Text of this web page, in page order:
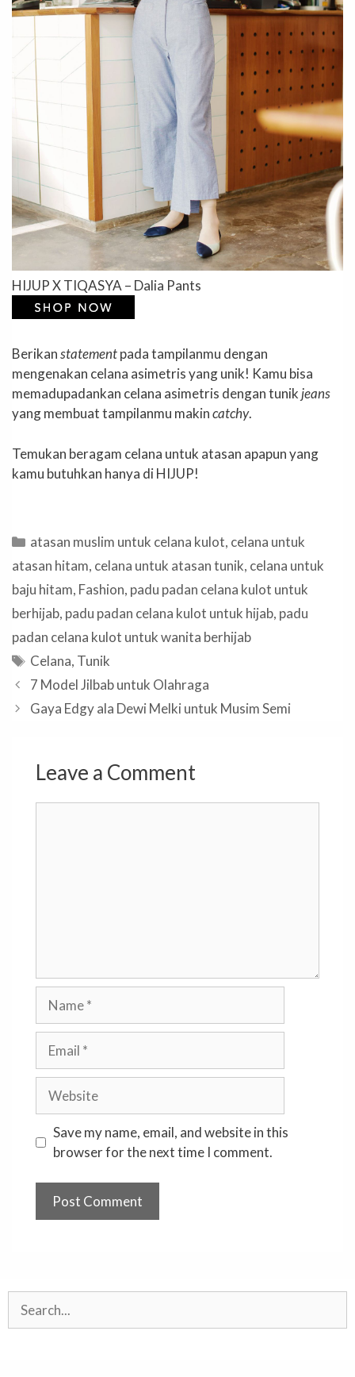
HIJUP X TIQASYA – Dalia Pants
Berikanstatementpada tampilanmu dengan
mengenakan celana asimetris yang unik! Kamu bisa
memadupadankan celana asimetris dengan tunikjeans
yang membuat tampilanmu makincatchy.
Temukan beragam celana untuk atasan apapun yang
kamu butuhkan hanya di HIJUP!
Categories
atasan muslim untuk celana kulot, celana untuk
atasan hitam, celana untuk atasan tunik, celana untuk
baju hitam, Fashion, padu padan celana kulot untuk
berhijab, padu padan celana kulot untuk hijab, padu
padan celana kulot untuk wanita berhijab
Tags
Celana, Tunik
7 Model Jilbab untuk Olahraga
Gaya Edgy ala Dewi Melki untuk Musim Semi
Leave a Comment
Name
Email
Website
Save my name, email, and website in this
browser for the next time I comment.